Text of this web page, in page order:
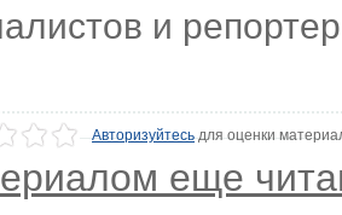
и
Авторизуйтесьдля оценки
еще